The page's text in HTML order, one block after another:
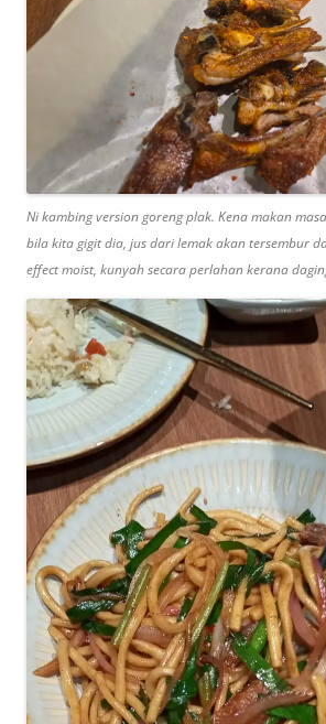
Ni kambing version goreng plak. Kena makan
bila kita gigit dia, jus dari lemak akan tersembur
effect moist, kunyah secara perlahan kerana